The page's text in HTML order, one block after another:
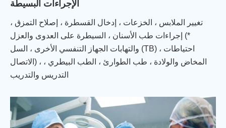
الإجراءات البسيطة
تغيير الملابس ، الخزعات ، إدخال القسطرة ، إصلاح التمزق ،
إجراءات طب الأسنان ، السيطرة على العدوى والعزل (*
والتهابات الجهاز التنفسي الأخرى ، السل (TB) ، احتياطات
الاتصال) ، المخاض والولادة ، طب الطوارئ ، الطب البيطري ،
التدريس والتدريب